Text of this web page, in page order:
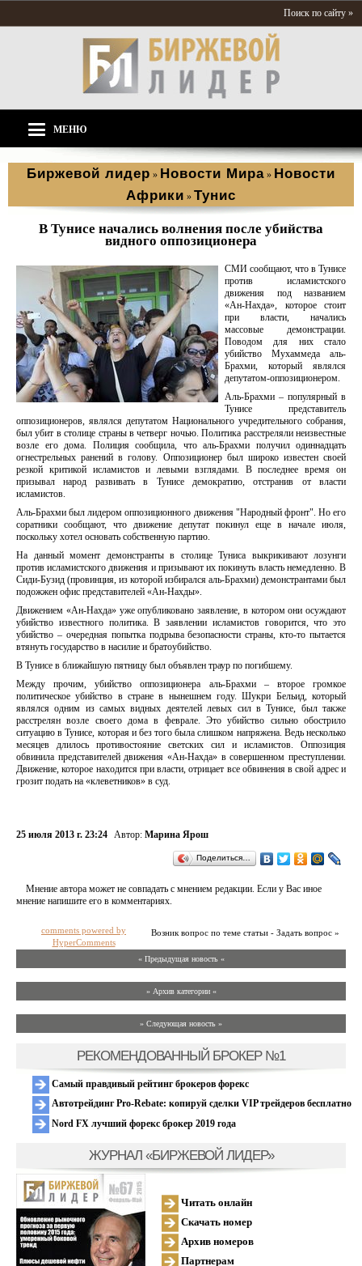
Поиск по сайту »
МЕНЮ
Биржевой лидер » Новости Мира » Новости
Африки » Тунис
В Тунисе начались волнения после убийства
видного оппозиционера
СМИ сообщают, что в Тунисе
против исламистского
движения под названием
«Ан-Нахда», которое стоит
при власти, начались
массовые демонстрации.
Поводом для них стало
убийство Мухаммеда аль-
Брахми, который являлся
депутатом-оппозиционером.
Аль-Брахми – популярный в
Тунисе представитель
оппозиционеров, являлся депутатом Национального учредительного собрания,
был убит в столице страны в четверг ночью. Политика расстреляли неизвестные
возле его дома. Полиция сообщила, что аль-Брахми получил одиннадцать
огнестрельных ранений в голову. Оппозиционер был широко известен своей
резкой критикой исламистов и левыми взглядами. В последнее время он
призывал народ развивать в Тунисе демократию, отстранив от власти
исламистов.
Аль-Брахми был лидером оппозиционного движения "Народный фронт". Но его
соратники сообщают, что движение депутат покинул еще в начале июля,
поскольку хотел основать собственную партию.
На данный момент демонстранты в столице Туниса выкрикивают лозунги
против исламистского движения и призывают их покинуть власть немедленно. В
Сиди-Бузид (провинция, из которой избирался аль-Брахми) демонстрантами был
подожжен офис представителей «Ан-Нахды».
Движением «Ан-Нахда» уже опубликовано заявление, в котором они осуждают
убийство известного политика. В заявлении исламистов говорится, что это
убийство – очередная попытка подрыва безопасности страны, кто-то пытается
втянуть государство в насилие и братоубийство.
В Тунисе в ближайшую пятницу был объявлен траур по погибшему.
Между прочим, убийство оппозиционера аль-Брахми – второе громкое
политическое убийство в стране в нынешнем году. Шукри Бельид, который
являлся одним из самых видных деятелей левых сил в Тунисе, был также
расстрелян возле своего дома в феврале. Это убийство сильно обострило
ситуацию в Тунисе, которая и без того была слишком напряжена. Ведь несколько
месяцев длилось противостояние светских сил и исламистов. Оппозиция
обвинила представителей движения «Ан-Нахда» в совершенном преступлении.
Движение, которое находится при власти, отрицает все обвинения в свой адрес и
грозит подать на «клеветников» в суд.
25 июля 2013 г. 23:24 Автор: Марина Ярош
Поделиться…
Мнение автора может не совпадать с мнением редакции. Если у Вас иное
мнение напишите его в комментариях.
Возник вопрос по теме статьи - Задать вопрос »
comments powered by
HyperComments
« Предыдущая новость «
» Архив категории «
» Следующая новость »
РЕКОМЕНДОВАННЫЙ БРОКЕР №1
Самый правдивый рейтинг брокеров форекс
Автотрейдинг Pro-Rebate: копируй сделки VIP трейдеров бесплатно
Nord FX лучший форекс брокер 2019 года
ЖУРНАЛ «БИРЖЕВОЙ ЛИДЕР»
Читать онлайн
Скачать номер
Архив номеров
Партнерам